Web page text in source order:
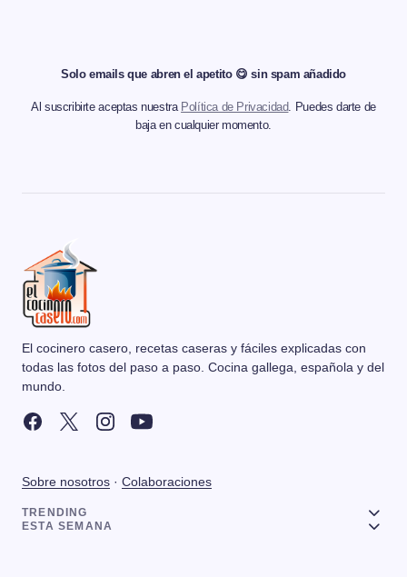
Solo emails que abren el apetito 😋 sin spam añadido
Al suscribirte aceptas nuestra Política de Privacidad. Puedes darte de
baja en cualquier momento.
El cocinero casero, recetas caseras y fáciles explicadas con
todas las fotos del paso a paso. Cocina gallega, española y del
mundo.
Sobre nosotros · Colaboraciones
TRENDING
ESTA SEMANA